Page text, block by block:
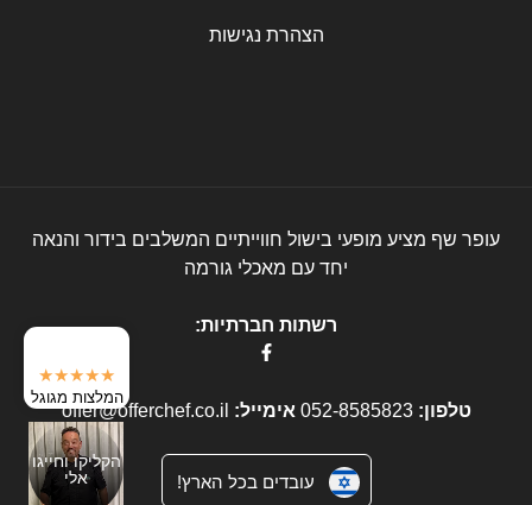
הצהרת נגישות
עובדים בכל הארץ!
טלפון:052-8585823 אימייל: offer@offerchef.co.il
רשתות חברתיות:
עופר שף מציע מופעי בישול חווייתיים המשלבים בידור והנאה
יחד עם מאכלי גורמה
★★★★★
המלצות מגוגל
הקליקו וחייגו
אלי